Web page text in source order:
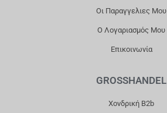
Οι Παραγγελιες Μου
Ο Λογαριασμός Μου
Επικοινωνία
GROSSHANDEL
Χονδρική B2b